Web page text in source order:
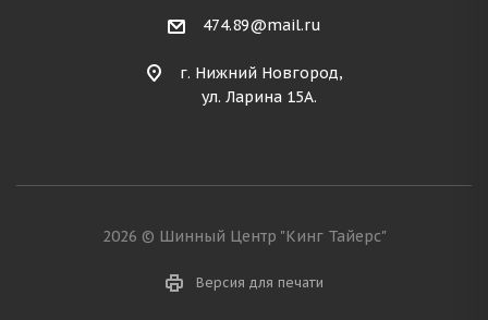
474.89@mail.ru
г. Нижний Новгород,
ул. Ларина 15А.
2026 © Шинный Центр "Кинг Тайерс"
Версия для печати